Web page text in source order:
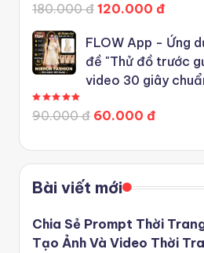
180.000 đ 120.000 đ
FLOW App - Ứng
đề "Thử đồ trước
video 30 giây
90.000 đ 60.000 đ
Bài viết mới
Chia Sẻ Prompt Thời
Tạo Ảnh Và Video Thời